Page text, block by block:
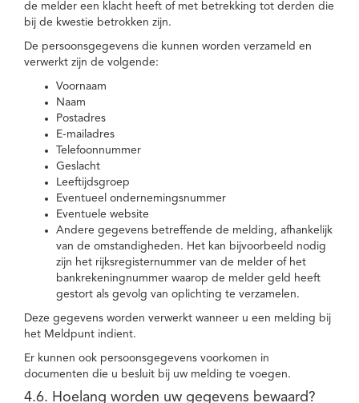
de melder een klacht heeft of met betrekking tot derden die
bij de kwestie betrokken zijn.
De persoonsgegevens die kunnen worden verzameld en
verwerkt zijn de volgende:
Voornaam
Naam
Postadres
E-mailadres
Telefoonnummer
Geslacht
Leeftijdsgroep
Eventueel ondernemingsnummer
Eventuele website
Andere gegevens betreffende de melding, afhankelijk
van de omstandigheden. Het kan bijvoorbeeld nodig
zijn het rijksregisternummer van de melder of het
bankrekeningnummer waarop de melder geld heeft
gestort als gevolg van oplichting te verzamelen.
Deze gegevens worden verwerkt wanneer u een melding bij
het Meldpunt indient.
Er kunnen ook persoonsgegevens voorkomen in
documenten die u besluit bij uw melding te voegen.
4.6. Hoelang worden uw gegevens bewaard?